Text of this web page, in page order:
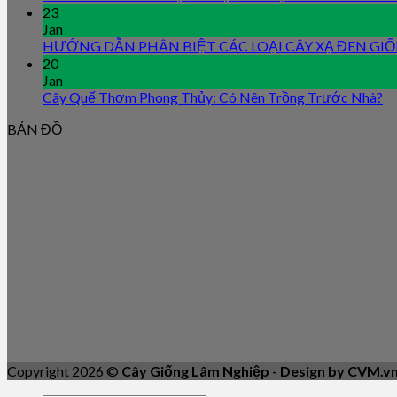
23
Jan
HƯỚNG DẪN PHÂN BIỆT CÁC LOẠI CÂY XẠ ĐEN
20
Jan
Cây Quế Thơm Phong Thủy: Có Nên Trồng Trước Nhà?
BẢN ĐỒ
Copyright 2026 © Cây Giống Lâm Nghiệp - Design by CVM.vn